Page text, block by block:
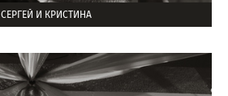
СЕРГЕЙ И КРИСТИНА